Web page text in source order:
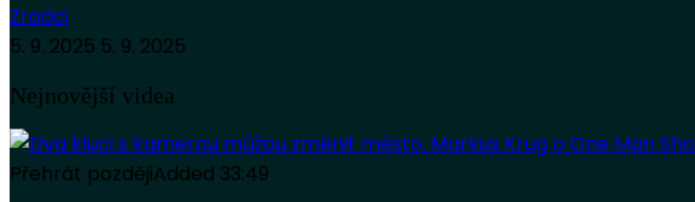
Zradci
5. 9. 2025 5. 9. 2025
Nejnovější videa
Přehrát pozdějiAdded 33:49